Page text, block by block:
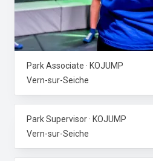
Park Associate · KOJUMP
Vern-sur-Seiche
Park Supervisor · KOJUMP
Vern-sur-Seiche